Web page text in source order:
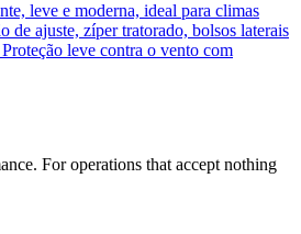
leve e moderna, ideal para climas
de ajuste, zíper tratorado, bolsos laterais
leve contra o vento com
For operations that accept nothing